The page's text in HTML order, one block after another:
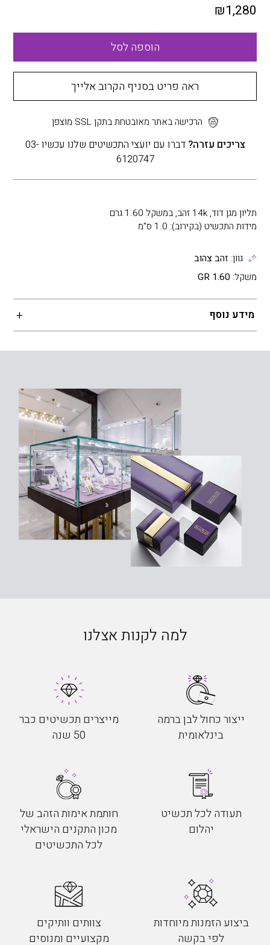
₪1,280
הוספה לסל
ראה פריט בסניף הקרוב אלייך
הרכישה באתר מאובטחת בתקן SSL מוצפן
צריכים עזרה?
דברו עם יועצי התכשיטים שלנו עכשיו 03-
6120747
תליון מגן דוד, 14k זהב, במשקל 1.60 גרם
מידות התכשיט (בקירוב): 1.0 ס"מ
גוון: זהב צהוב
משקל: 1.60 GR
מידע נוסף
למה לקנות אצלנו
ייצור כחול לבן ברמה
בינלאומית
מייצרים תכשיטים כבר
50 שנה
תעודה לכל תכשיט
יהלום
חותמת אימות הזהב של
מכון התקנים הישראלי
לכל התכשיטים
ביצוע הזמנות מיוחדות
לפי בקשה
צוותים וותיקים
מקצועיים ומנוסים